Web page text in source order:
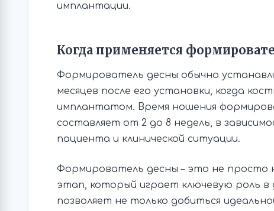
имплантации.
Когда применяется
Формирователь десны обычно
месяцев после его установки, когда
имплантатом. Время ношения
составляет от 2 до 8 недель, в
пациента и клинической ситуации.
Формирователь десны – это не просто
этап, который играет ключевую роль
позволяет не только добиться